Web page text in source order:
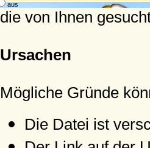
aus
die von Ihnen
Ursachen
Mögliche Gründe
Die Datei ist